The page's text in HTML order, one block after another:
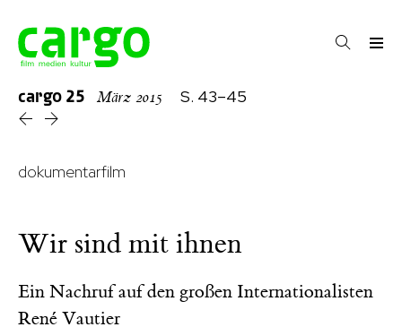
cargo 25 März 2015 S. 43–45
dokumentarfilm
Wir sind mit ihnen
Ein Nachruf auf den großen Internationalisten
René Vautier